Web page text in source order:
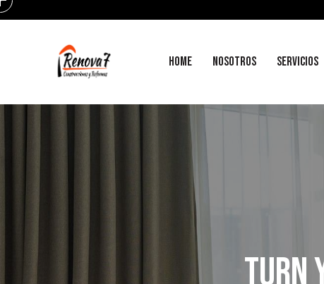
HOME NOSOTROS SERVICIOS
TURN